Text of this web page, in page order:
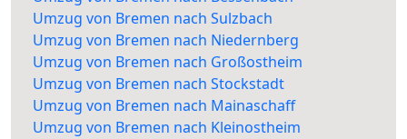
Umzug von Bremen nach Sulzbach
Umzug von Bremen nach Niedernberg
Umzug von Bremen nach Großostheim
Umzug von Bremen nach Stockstadt
Umzug von Bremen nach Mainaschaff
Umzug von Bremen nach Kleinostheim